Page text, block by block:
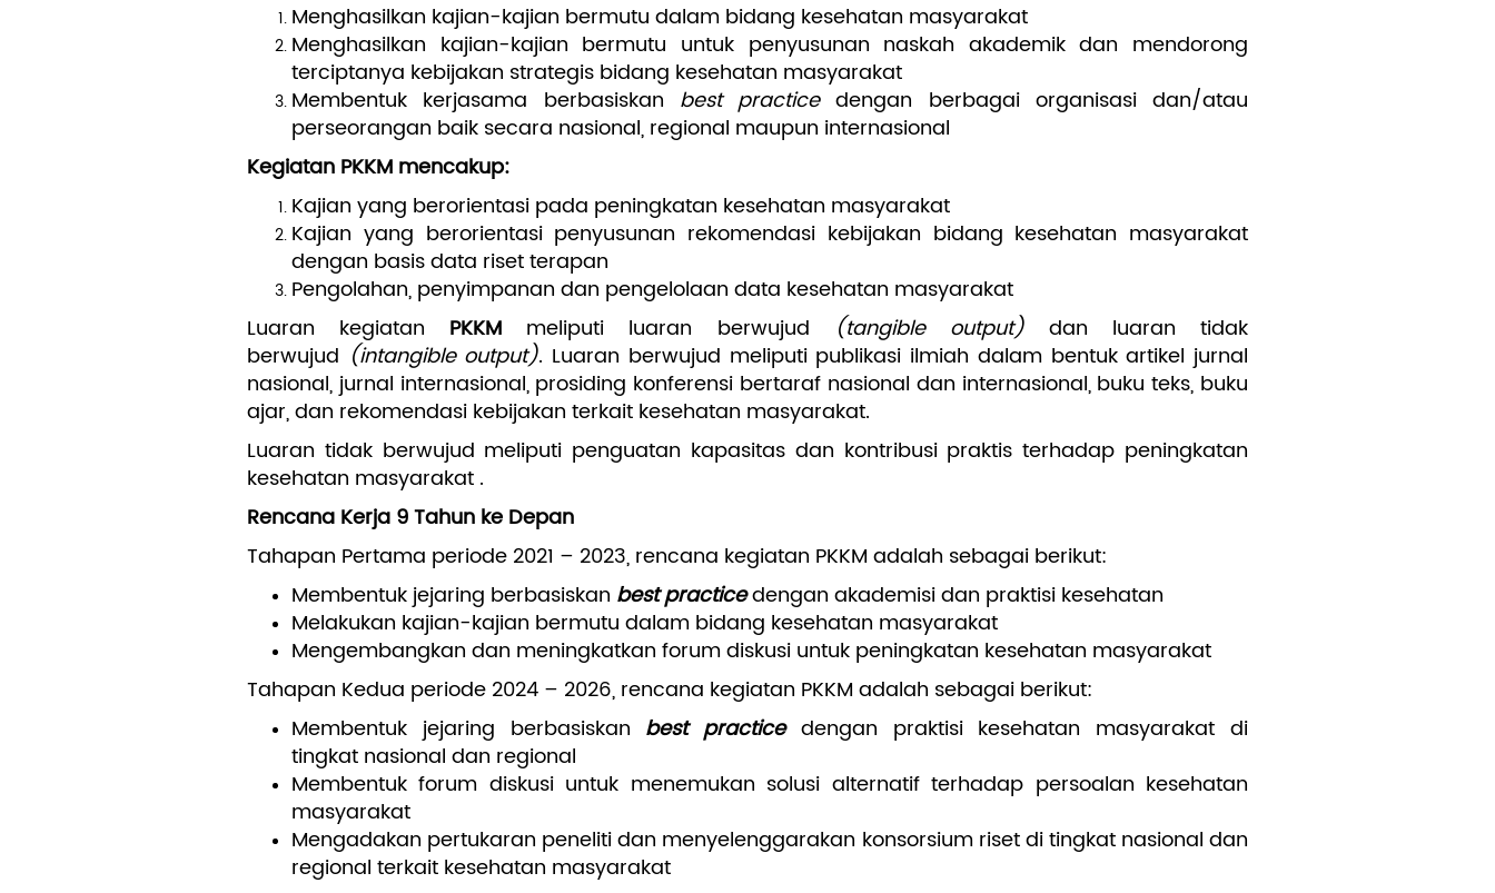
Menghasilkan kajian-kajian bermutu dalam bidang kesehatan masyarakat
Menghasilkan kajian-kajian bermutu untuk penyusunan naskah akademik dan mendorong
terciptanya kebijakan strategis bidang kesehatan masyarakat
Membentuk kerjasama berbasiskan best practicedengan berbagai organisasi dan/atau
perseorangan baik secara nasional, regional maupun internasional
Kegiatan PKKM mencakup:
Kajian yang berorientasi pada peningkatan kesehatan masyarakat
Kajian yang berorientasi penyusunan rekomendasi kebijakan bidang kesehatan masyarakat
dengan basis data riset terapan
Pengolahan, penyimpanan dan pengelolaan data kesehatan masyarakat
Luaran kegiatan PKKM meliputi luaran berwujud (tangible output)dan luaran tidak
berwujud (intangible output). Luaran berwujud meliputi publikasi ilmiah dalam bentuk artikel jurnal
nasional, jurnal internasional, prosiding konferensi bertaraf nasional dan internasional, buku teks, buku
ajar, dan rekomendasi kebijakan terkait kesehatan masyarakat.
Luaran tidak berwujud meliputi penguatan kapasitas dan kontribusi praktis terhadap peningkatan
kesehatan masyarakat .
Rencana Kerja 9 Tahun ke Depan
Tahapan Pertama periode 2021 – 2023, rencana kegiatan PKKM adalah sebagai berikut:
Membentuk jejaring berbasiskan best practicedengan akademisi dan praktisi kesehatan
Melakukan kajian-kajian bermutu dalam bidang kesehatan masyarakat
Mengembangkan dan meningkatkan forum diskusi untuk peningkatan kesehatan masyarakat
Tahapan Kedua periode 2024 – 2026, rencana kegiatan PKKM adalah sebagai berikut:
Membentuk jejaring berbasiskan best practicedengan praktisi kesehatan masyarakat di
tingkat nasional dan regional
Membentuk forum diskusi untuk menemukan solusi alternatif terhadap persoalan kesehatan
masyarakat
Mengadakan pertukaran peneliti dan menyelenggarakan konsorsium riset di tingkat nasional dan
regional terkait kesehatan masyarakat